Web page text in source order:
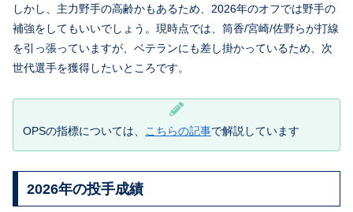
しかし、主力野手の高齢かもあるため、2026年のオフでは野手の
補強をしてもいいでしょう。現時点では、筒香/宮崎/佐野らが打線
を引っ張っていますが、ベテランにも差し掛かっているため、次
世代選手を獲得したいところです。
OPSの指標については、 こちらの記事で解説しています
2026年の投手成績